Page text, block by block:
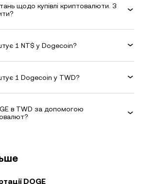
щодо купівлі криптовалюти. З
1 NT$ у Dogecoin?
1 Dogecoin у TWD?
в TWD за допомогою
DOGE